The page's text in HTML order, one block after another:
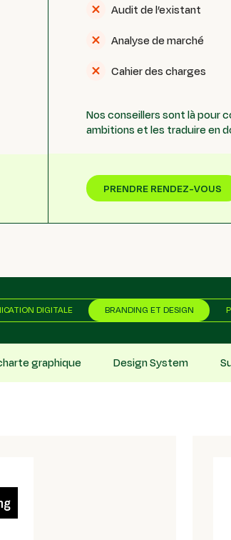
Audit de l’existant
Analyse de marché
Cahier des charges
Nos conseillers sont là pour
ambitions et les traduire en
PRENDRE RENDEZ-VOUS
DIGITALE BRANDING ET DESIGN
graphique Design System